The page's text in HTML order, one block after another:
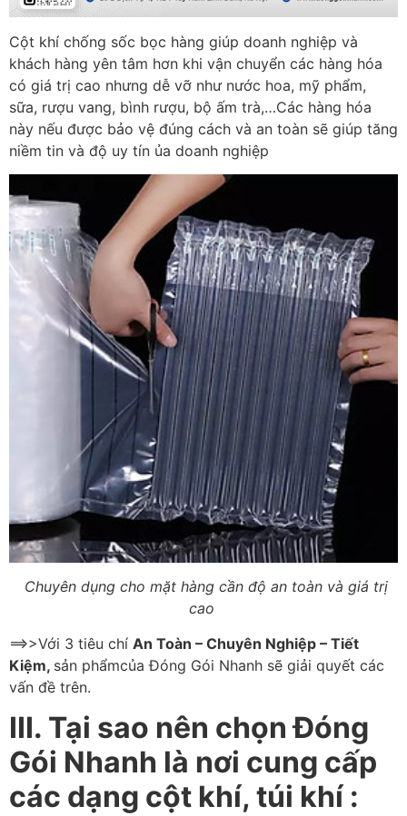
Cột khí chống sốc bọc hàng giúp doanh nghiệp và
khách hàng yên tâm hơn khi vận chuyển các hàng hóa
có giá trị cao nhưng dễ vỡ như nước hoa, mỹ phẩm,
sữa, rượu vang, bình rượu, bộ ấm trà,…Các hàng hóa
này nếu được bảo vệ đúng cách và an toàn sẽ giúp tăng
niềm tin và độ uy tín ủa doanh nghiệp
Chuyên dụng cho mặt hàng cần độ an toàn và giá trị
cao
==>>Với 3 tiêu chí An Toàn – Chuyên Nghiệp – Tiết
Kiệm, sản phẩmcủa Đóng Gói Nhanh sẽ giải quyết các
vấn đề trên.
III. Tại sao nên chọn Đóng
Gói Nhanh là nơi cung cấp
các dạng cột khí, túi khí :